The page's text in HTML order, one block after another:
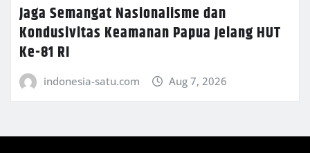
Jaga Semangat Nasionalisme dan
Kondusivitas Keamanan Papua Jelang HUT
Ke-81 RI
indonesia-satu.com Aug 7, 2026